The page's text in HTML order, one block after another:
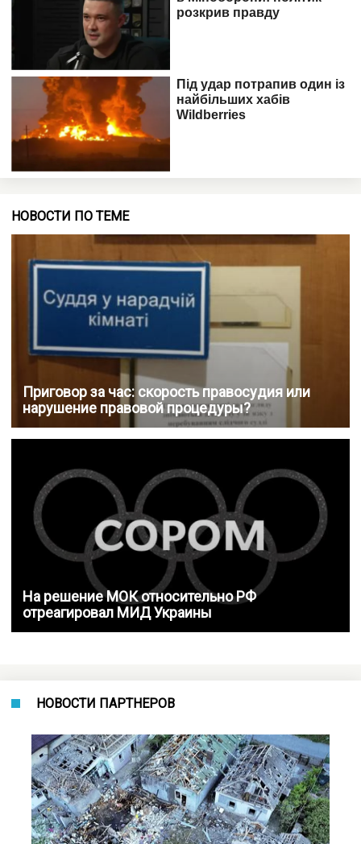
НОВОСТИ ПО ТЕМЕ
Приговор за час: скорость правосудия или
нарушение правовой процедуры?
На решение МОК относительно РФ
отреагировал МИД Украины
НОВОСТИ ПАРТНЕРОВ